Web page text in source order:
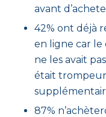
avant
42% ont déjà
en ligne car le
ne les avait
était
87%